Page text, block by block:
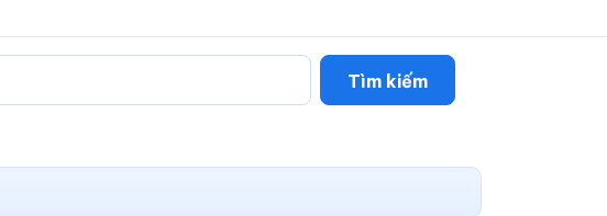
Tìm kiếm